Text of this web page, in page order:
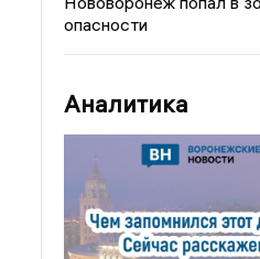
опасности
Аналитика